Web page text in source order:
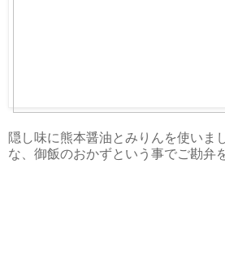
隠し味に熊本醤油とみりんを使いま
な、御飯のおかずという事でご勘弁を